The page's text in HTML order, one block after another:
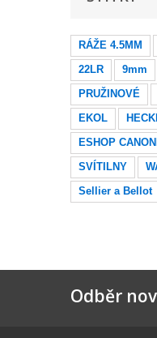
RÁŽE 4.5MM
22LR
9mm
PRUŽINOVÉ
EKOL
ESHOP
SVÍTILNY
Sellier a Bellot
Odběr